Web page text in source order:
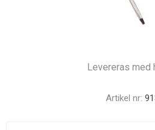
Levereras med
Artikel nr: